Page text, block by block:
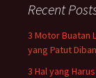
Recent
3 Motor Buatan
yang Patut
3 Hal yang